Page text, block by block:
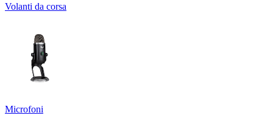
Volanti da corsa
Microfoni